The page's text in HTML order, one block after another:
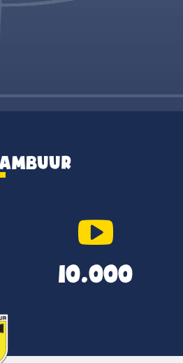
10.000